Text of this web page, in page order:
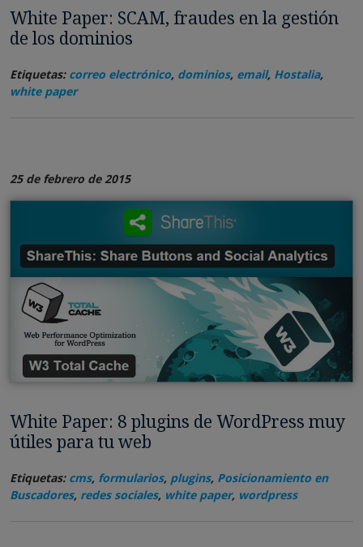
White Paper: SCAM, fraudes en la gestión
de los dominios
Etiquetas: correo electrónico, dominios, email, Hostalia,
white paper
25 de febrero de 2015
White Paper: 8 plugins de WordPress muy
útiles para tu web
Etiquetas: cms, formularios, plugins, Posicionamiento en
Buscadores, redes sociales, white paper, wordpress